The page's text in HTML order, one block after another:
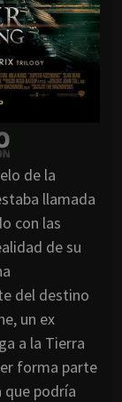
de la
llamada
con las
de su
del destino
un ex
a la Tierra
forma parte
que podría